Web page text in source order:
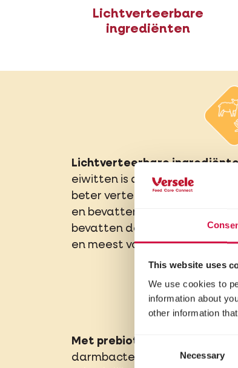
This website uses
We use cookies to
information about
other information
Consent
Selection
Necessary
Lichtverteerbare
ingrediënten
Lichtverteerbare
eiwitten is afkomstig van puur
beter verteerbaar voor
en bevatten veel essentiële
bevatten de brokken ook rijst,
en meest voedzame
Met prebiotica:
darmbacteriën) en MOS